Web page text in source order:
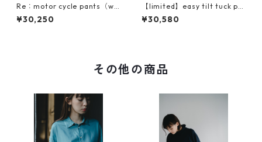
Re：motor cycle pants（wo
ol type）
¥30,250
【limited】easy tilt tuck pa
nts（wool type）
¥30,580
その他の商品